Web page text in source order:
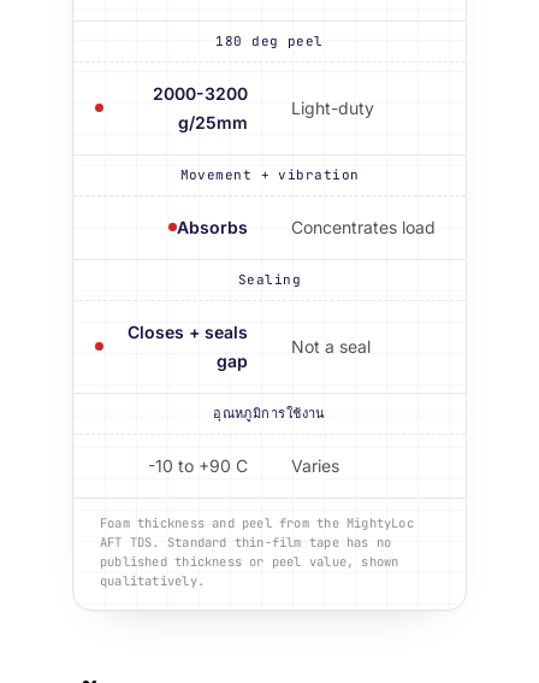
2000-3200
g/25mm
180 deg peel
Light-duty
Absorbs
Movement + vibration
Concentrates load
Closes + seals
gap
Sealing
Not a seal
-10 to +90 C
อุณหภูมิการใช้งาน
Varies
Foam thickness and peel from the MightyLoc
AFT TDS. Standard thin-film tape has no
published thickness or peel value, shown
qualitatively.